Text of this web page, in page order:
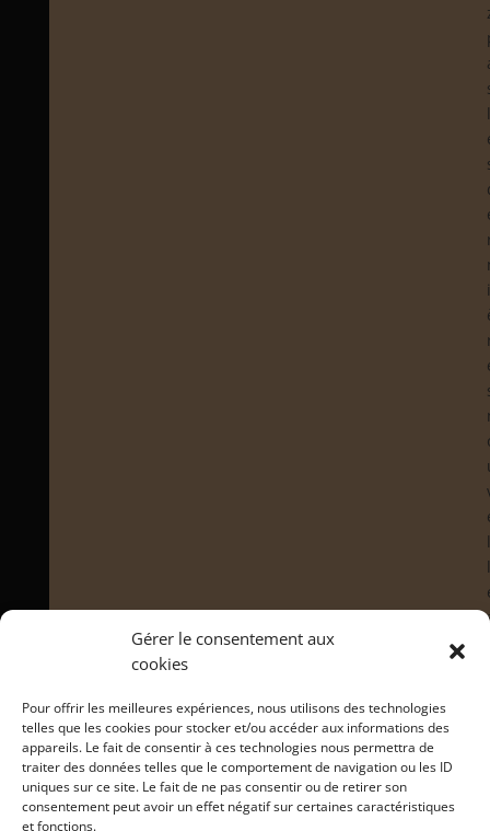
Gérer le consentement aux
cookies
Pour offrir les meilleures expériences, nous utilisons des technologies
telles que les cookies pour stocker et/ou accéder aux informations des
appareils. Le fait de consentir à ces technologies nous permettra de
traiter des données telles que le comportement de navigation ou les ID
uniques sur ce site. Le fait de ne pas consentir ou de retirer son
consentement peut avoir un effet négatif sur certaines caractéristiques
et fonctions.
l
i
l
l